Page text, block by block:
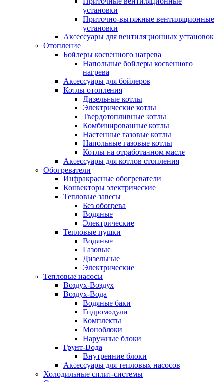
установки
Приточно-вытяжные вентиляционные
установки
Аксессуары для вентиляционных установок
Отопление
Бойлеры косвенного нагрева
Напольные бойлеры косвенного
нагрева
Аксессуары для бойлеров
Котлы отопления
Дизельные котлы
Электрические котлы
Твердотопливные котлы
Комбинированные котлы
Настенные газовые котлы
Напольные газовые котлы
Котлы на отработанном масле
Аксессуары для котлов отопления
Обогреватели
Инфракрасные обогреватели
Конвекторы электрические
Тепловые завесы
Без обогрева
Водяные
Электрические
Тепловые пушки
Водяные
Газовые
Дизельные
Электрические
Тепловые насосы
Воздух-Воздух
Воздух-Вода
Водяные баки
Гидромодули
Комплекты
Моноблоки
Наружные блоки
Грунт-Вода
Внутренние блоки
Аксессуары для тепловых насосов
Холодильные сплит-системы